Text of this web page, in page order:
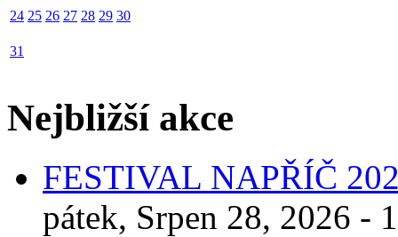
24 25 26 27 28 29 30
31
Nejbližší akce
FESTIVAL NAPŘÍČ
pátek, Srpen 28, 2026 -